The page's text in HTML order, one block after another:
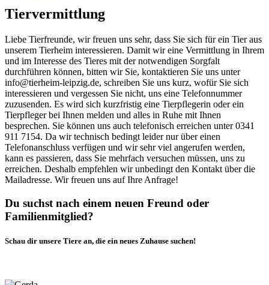
Tiervermittlung
Liebe Tierfreunde, wir freuen uns sehr, dass Sie sich für ein Tier aus
unserem Tierheim interessieren. Damit wir eine Vermittlung in Ihrem
und im Interesse des Tieres mit der notwendigen Sorgfalt
durchführen können, bitten wir Sie, kontaktieren Sie uns unter
info@tierheim-leipzig.de, schreiben Sie uns kurz, wofür Sie sich
interessieren und vergessen Sie nicht, uns eine Telefonnummer
zuzusenden. Es wird sich kurzfristig eine Tierpflegerin oder ein
Tierpfleger bei Ihnen melden und alles in Ruhe mit Ihnen
besprechen. Sie können uns auch telefonisch erreichen unter 0341
911 7154. Da wir technisch bedingt leider nur über einen
Telefonanschluss verfügen und wir sehr viel angerufen werden,
kann es passieren, dass Sie mehrfach versuchen müssen, uns zu
erreichen. Deshalb empfehlen wir unbedingt den Kontakt über die
Mailadresse. Wir freuen uns auf Ihre Anfrage!
Du suchst nach einem neuen Freund oder
Familienmitglied?
Schau dir unsere Tiere an, die ein neues Zuhause suchen!